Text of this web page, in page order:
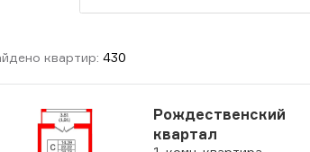
квартир: 430
Рождественский
квартал